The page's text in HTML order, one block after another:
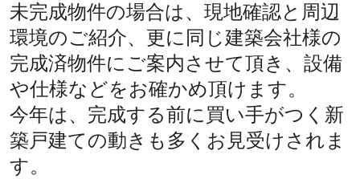
未完成物件の場合は、現地確認と周辺
環境のご紹介、更に同じ建築会社様の
完成済物件にご案内させて頂き、設備
や仕様などをお確かめ頂けます。
今年は、完成する前に買い手がつく新
築戸建ての動きも多くお見受けされま
す。